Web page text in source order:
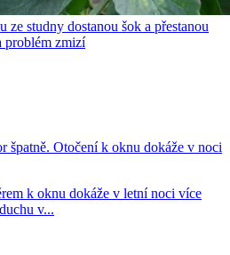
ze studny dostanou šok a přestanou
problém zmizí
špatně. Otočení k oknu dokáže v noci
k oknu dokáže v letní noci více
v...